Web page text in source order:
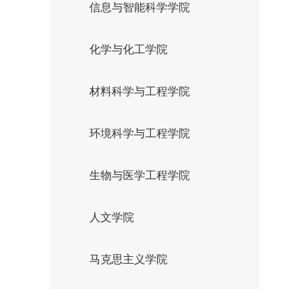
信息与智能科学学院
化学与化工学院
材料科学与工程学院
环境科学与工程学院
生物与医学工程学院
人文学院
马克思主义学院